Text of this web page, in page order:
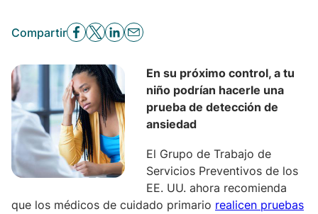
Compartir
En su próximo control, a tu
niño podrían hacerle una
prueba de detección de
ansiedad
El Grupo de Trabajo de
Servicios Preventivos de los
EE. UU. ahora recomienda
que los médicos de cuidado primario realicen pruebas